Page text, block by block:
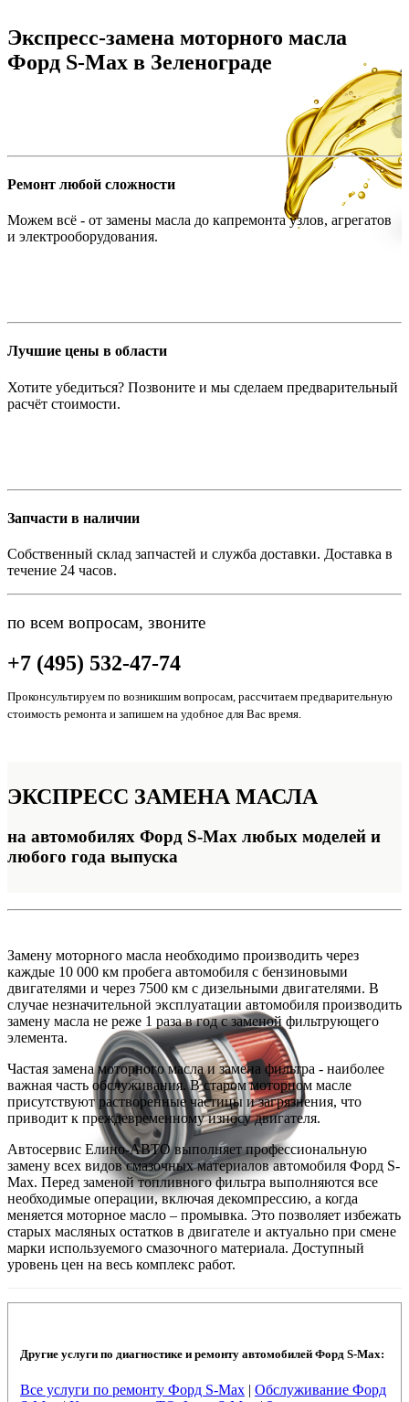
Экспресс-замена моторного масла
Форд S-Max в Зеленограде
Ремонт любой сложности
Можем всё - от замены масла до капремонта узлов, агрегатов
и электрооборудования.
Лучшие цены в области
Хотите убедиться? Позвоните и мы сделаем предварительный
расчёт стоимости.
Запчасти в наличии
Собственный склад запчастей и служба доставки. Доставка в
течение 24 часов.
по всем вопросам, звоните
+7 (495) 532-47-74
Проконсультируем по возникшим вопросам, рассчитаем предварительную
стоимость ремонта и запишем на удобное для Вас время.
ЭКСПРЕСС ЗАМЕНА МАСЛА
на автомобилях Форд S-Max любых моделей и
любого года выпуска
Замену моторного масла необходимо производить через
каждые 10 000 км пробега автомобиля с бензиновыми
двигателями и через 7500 км с дизельными двигателями. В
случае незначительной эксплуатации автомобиля производить
замену масла не реже 1 раза в год с заменой фильтрующего
элемента.
Частая замена моторного масла и замена фильтра - наиболее
важная часть обслуживания. В старом моторном масле
присутствуют растворенные частицы и загрязнения, что
приводит к преждевременному износу двигателя.
Автосервис Елино-АВТО выполняет профессиональную
замену всех видов смазочных материалов автомобиля Форд S-
Max. Перед заменой топливного фильтра выполняются все
необходимые операции, включая декомпрессию, а когда
меняется моторное масло – промывка. Это позволяет избежать
старых масляных остатков в двигателе и актуально при смене
марки используемого смазочного материала. Доступный
уровень цен на весь комплекс работ.
Другие услуги по диагностике и ремонту автомобилей Форд S-Max:
Все услуги по ремонту Форд S-Max| Обслуживание Форд